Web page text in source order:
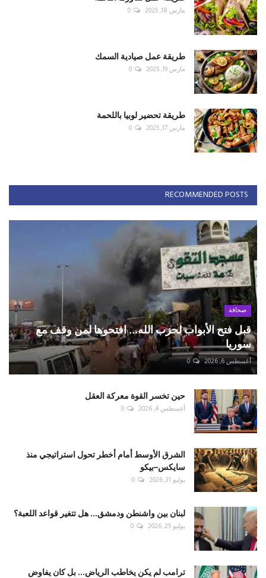
مارس 18, 2025 0
طريقة عمل صيادية السمك
مارس 19, 2025 0
طريقة تحضير لوبيا باللحمة
مارس 17, 2025 0
RECOMMENDED POSTS
صحافة
قبل فتح الأبواب لحزب الله... افتحوها لمن وقف مع
سوريا
أغسطس 6, 2026 0
حين تخسر القوة معركة العقل
أغسطس 4, 2026 0
الشرق الأوسط أمام أخطر تحول استراتيجي منذ
سايكس–بيكو
يوليو 31, 2026 0
لبنان بين واشنطن ودمشق... هل تتغير قواعد اللعبة؟
يوليو 25, 2026 0
ترامب لم يكن يخاطب الرياض... بل كان يفاوض